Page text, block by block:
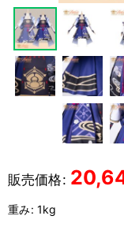
販売価格:
重み: 1kg